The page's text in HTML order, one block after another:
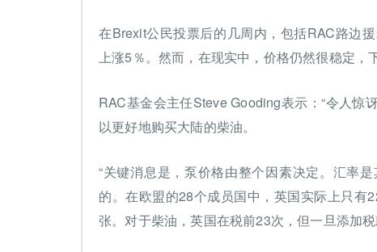
在Brexit公民投票后的几周内，包括RAC路边
上涨5％。然而，在现实中，价格仍然很稳定，
RAC基金会主任Steve Gooding表示：“令人惊
以更好地购买大陆的柴油。
“关键消息是，泵价格由整个因素决定。汇率
的。在欧盟的28个成员国中，英国实际上只
张。对于柴油，英国在税前23次，但一旦添加